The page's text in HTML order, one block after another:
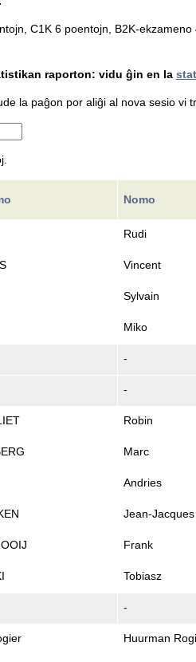
C1K 6 poentojn, B2K-
raporton: vidu ĝin en la
la paĝon por aliĝi al nova sesio vi
Nomo
Rudi
Vincent
Sylvain
Miko
-
-
Robin
Marc
Andries
Jean-Jacques
Frank
Tobiasz
-
Huurman